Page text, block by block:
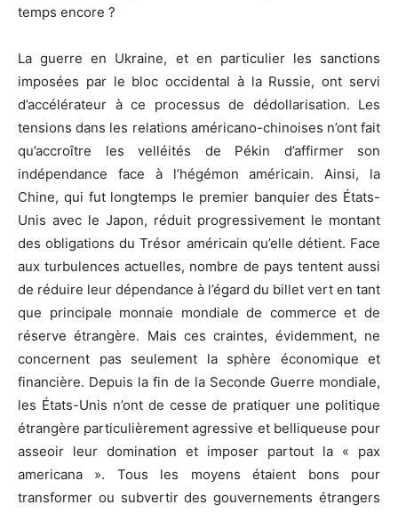
temps encore ?
La guerre en Ukraine, et en particulier les sanctions
imposées par le bloc occidental à la Russie, ont servi
d’accélérateur à ce processus de dédollarisation. Les
tensions dans les relations américano-chinoises n’ont fait
qu’accroître les velléités de Pékin d’affirmer son
indépendance face à l’hégémon américain. Ainsi, la
Chine, qui fut longtemps le premier banquier des États-
Unis avec le Japon, réduit progressivement le montant
des obligations du Trésor américain qu’elle détient. Face
aux turbulences actuelles, nombre de pays tentent aussi
de réduire leur dépendance à l’égard du billet vert en tant
que principale monnaie mondiale de commerce et de
réserve étrangère. Mais ces craintes, évidemment, ne
concernent pas seulement la sphère économique et
financière. Depuis la fin de la Seconde Guerre mondiale,
les États-Unis n’ont de cesse de pratiquer une politique
étrangère particulièrement agressive et belliqueuse pour
asseoir leur domination et imposer partout la « pax
americana ». Tous les moyens étaient bons pour
transformer ou subvertir des gouvernements étrangers